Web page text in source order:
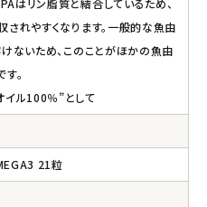
れやすくなります。一般的な魚由
ないため、このことがほかの魚由
。
ル100％”として
21粒